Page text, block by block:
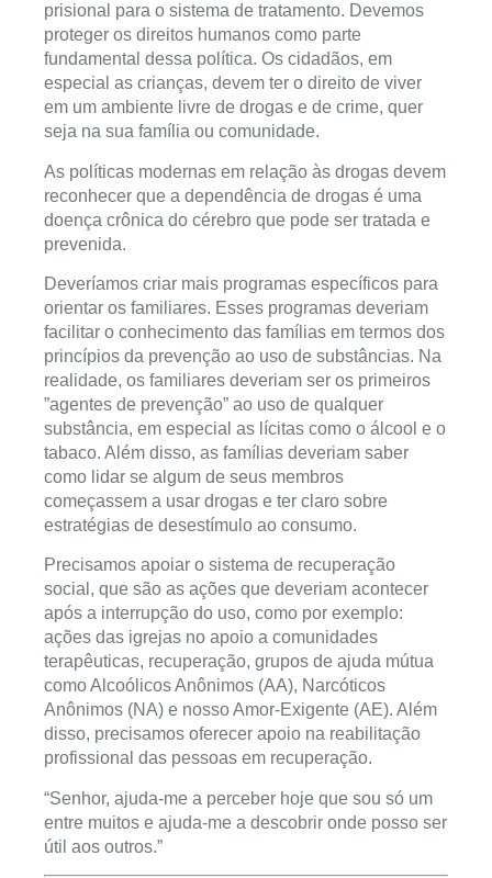
prisional para o sistema de tratamento. Devemos
proteger os direitos humanos como parte
fundamental dessa política. Os cidadãos, em
especial as crianças, devem ter o direito de viver
em um ambiente livre de drogas e de crime, quer
seja na sua família ou comunidade.
As políticas modernas em relação às drogas devem
reconhecer que a dependência de drogas é uma
doença crônica do cérebro que pode ser tratada e
prevenida.
Deveríamos criar mais programas específicos para
orientar os familiares. Esses programas deveriam
facilitar o conhecimento das famílias em termos dos
princípios da prevenção ao uso de substâncias. Na
realidade, os familiares deveriam ser os primeiros
”agentes de prevenção” ao uso de qualquer
substância, em especial as lícitas como o álcool e o
tabaco. Além disso, as famílias deveriam saber
como lidar se algum de seus membros
começassem a usar drogas e ter claro sobre
estratégias de desestímulo ao consumo.
Precisamos apoiar o sistema de recuperação
social, que são as ações que deveriam acontecer
após a interrupção do uso, como por exemplo:
ações das igrejas no apoio a comunidades
terapêuticas, recuperação, grupos de ajuda mútua
como Alcoólicos Anônimos (AA), Narcóticos
Anônimos (NA) e nosso Amor-Exigente (AE). Além
disso, precisamos oferecer apoio na reabilitação
profissional das pessoas em recuperação.
“Senhor, ajuda-me a perceber hoje que sou só um
entre muitos e ajuda-me a descobrir onde posso ser
útil aos outros.”